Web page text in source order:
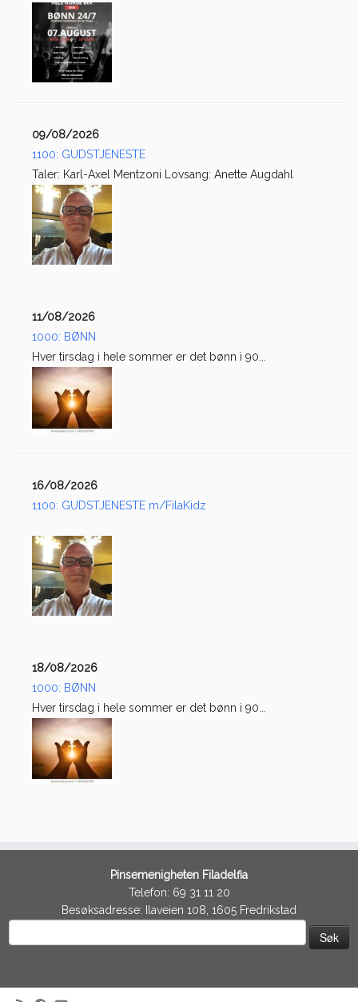
09/08/2026
1100: GUDSTJENESTE
Taler: Karl-Axel Mentzoni Lovsang: Anette Augdahl
11/08/2026
1000: BØNN
Hver tirsdag i hele sommer er det bønn i 90...
16/08/2026
1100: GUDSTJENESTE m/FilaKidz
18/08/2026
1000: BØNN
Hver tirsdag i hele sommer er det bønn i 90...
Pinsemenigheten Filadelfia
Telefon: 69 31 11 20
Besøksadresse: Ilaveien 108, 1605 Fredrikstad
etter: